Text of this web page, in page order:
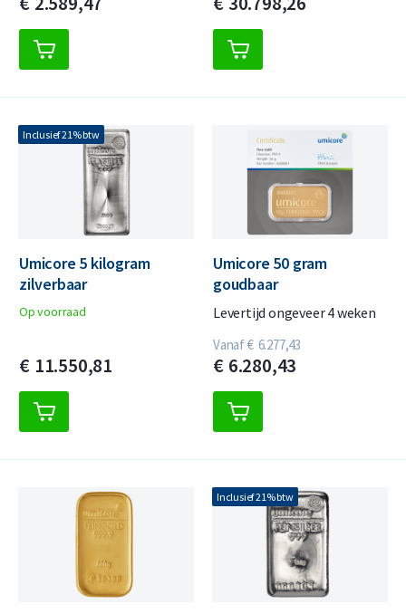
Inclusief 21% btw
Umicore 5 kilogram
zilverbaar
Op voorraad
€ 11.550,81
Umicore 50 gram
goudbaar
Levertijd ongeveer 4 weken
€ 6.280,43
Vanaf€ 6.277,43
Inclusief 21% btw